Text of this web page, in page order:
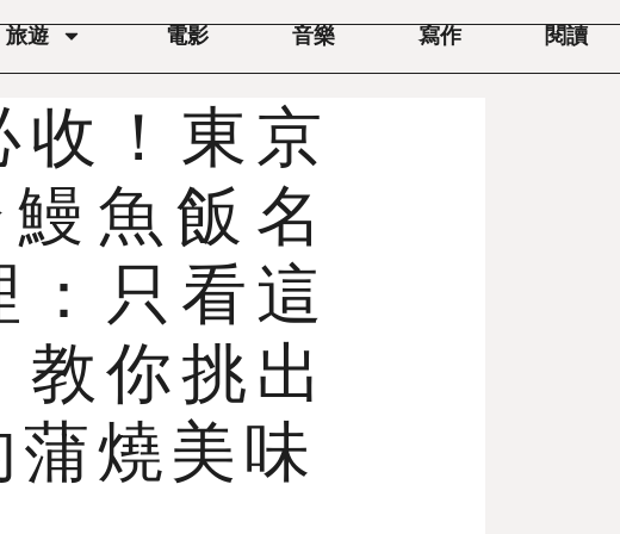
旅遊 電影 音樂 寫作 閱讀
收！東京
魚飯名
：只看這
教你挑出
燒美味